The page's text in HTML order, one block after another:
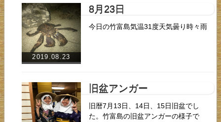
2019.08.23
8月23日
今日の竹富島気温31度天気曇り時々雨
旧盆アンガー
旧暦7月13日、14日、15日旧盆でし
た。竹富島の旧盆アンガーの様子で